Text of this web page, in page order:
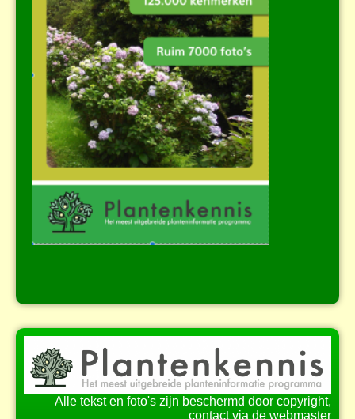
Alle tekst en foto's zijn beschermd door copyright,
contact via de webmaster